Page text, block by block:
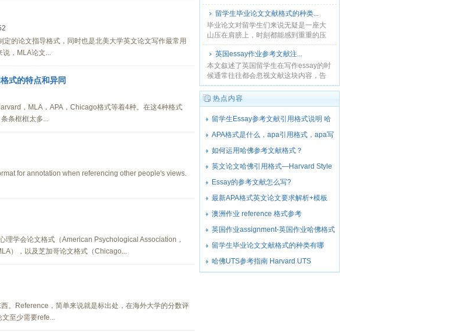
的论文指导格式，同时也是北美大学英文论文写作最常用
说，MLA论文...
式的特点和异同
，MLA，APA，Chicago格式等着4种。在这4种格式
条框框太多...
for annotation when referencing other people's views.
理学会论文格式（American Psychological Association，
），以及芝加哥论文格式（Chicago...
。Reference，简单来说就是标出处，在海外大学的分数评
至少需要refe...
paper等许多类型的作业都需要写
refernce。由于参考资料的种类很多，有
书籍......
留学生毕业论文文献格式的种类...
毕业论文对留学生们来说无疑是一座大
山压在肩膀上，时刻都能感到重重的压
力。毕竟毕业论文是对留学生们留学所
学成果的检验，所以会在论文内容和格
式等方面的要求自然要比平......
英国essay作业参考文献注...
本文叙述了英国留学生在写作essay的时
候通常往往都会忽视文献这块内容，告
诉大家需要注意的几点内容有助于大家
更好的完成作业。...
热点内容
留学生Essay参考文献引用格式说明 哈
佛参考文献引用格式
APA格式是什么，apa引用格式，apa写
作格式
如何运用哈佛参考文献格式？
Referencing -The Harvard System-哈佛
参考文献格式指导
英文论文哈佛引用格式—Harvard Style
Essay的参考文献怎么写?
最新APA格式英文论文要求解析+模板
澳洲作业 reference 格式参考
英国作业assignment-英国作业哈佛格式
参考文献写作指导
留学生毕业论文文献格式的种类有哪
些？哈佛文献格式规范又是什么样的？
哈佛UTS参考指南 Harvard UTS